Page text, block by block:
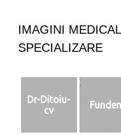
IMAGINI
SPECIALIZARE
Dr-Ditoiu-
cv